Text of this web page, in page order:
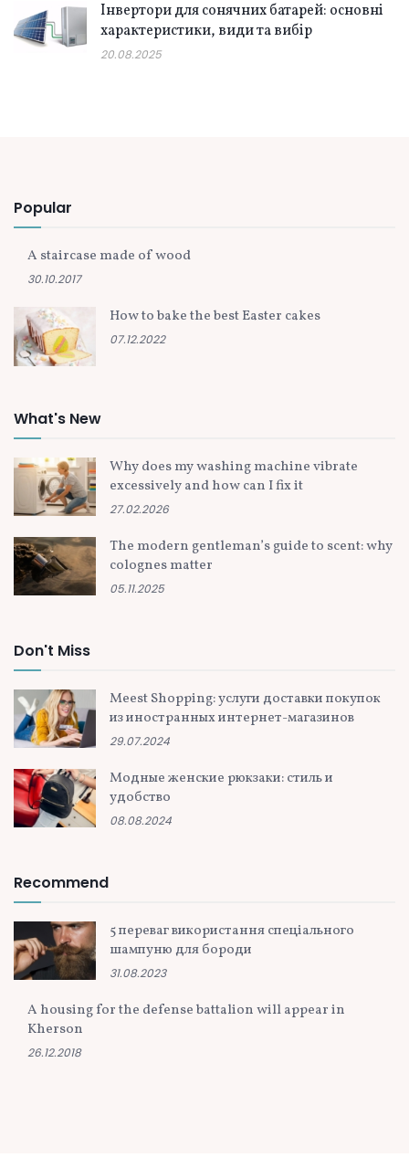
Інвертори для сонячних батарей: основні
характеристики, види та вибір
20.08.2025
Popular
A staircase made of wood
30.10.2017
How to bake the best Easter cakes
07.12.2022
What's New
Why does my washing machine vibrate
excessively and how can I fix it
27.02.2026
The modern gentleman’s guide to scent: why
colognes matter
05.11.2025
Don't Miss
Meest Shopping: услуги доставки покупок
из иностранных интернет-магазинов
29.07.2024
Модные женские рюкзаки: стиль и
удобство
08.08.2024
Recommend
5 переваг використання спеціального
шампуню для бороди
31.08.2023
A housing for the defense battalion will appear in
Kherson
26.12.2018